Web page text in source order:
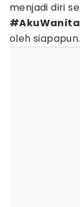
menjadi diri
oleh siapapun.